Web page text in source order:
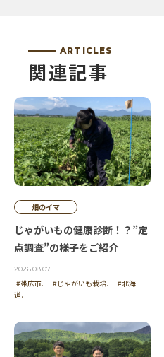
ARTICLES
関連記事
畑のイマ
じゃがいもの健康診断！？”定
点調査”の様子をご紹介
2026.08.07
#帯広市. #じゃがいも栽培.
#北海
道.